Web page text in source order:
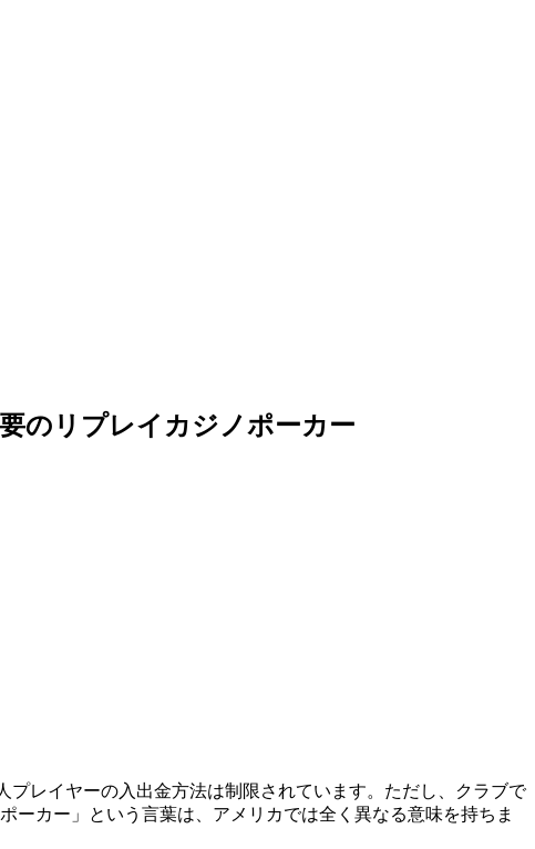
のリプレイカジノポーカー
レイヤーの入出金方法は制限されています。ただし、クラブで
ーカー」という言葉は、アメリカでは全く異なる意味を持ちま